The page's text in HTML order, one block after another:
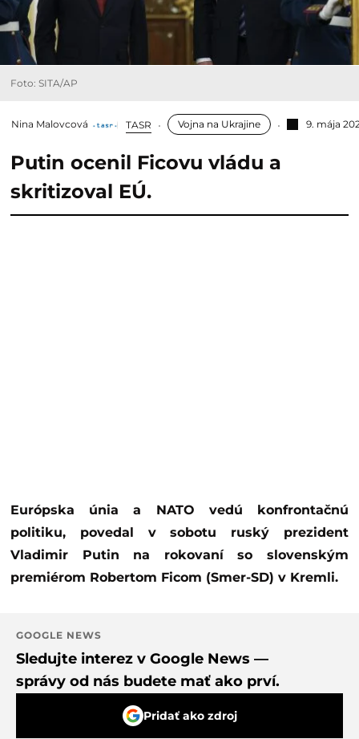
Foto: SITA/AP
Nina Malovcová TASR Vojna na Ukrajine 9. mája
Putin ocenil Ficovu vládu a
skritizoval EÚ.
Európska únia a NATO vedú konfrontačnú
politiku, povedal v sobotu ruský prezident
Vladimir Putin na rokovaní so slovenským
premiérom Robertom Ficom (Smer-SD) v Kremli.
GOOGLE NEWS
Sledujte interez v Google News —
správy od nás budete mať ako prví.
Pridať ako zdroj